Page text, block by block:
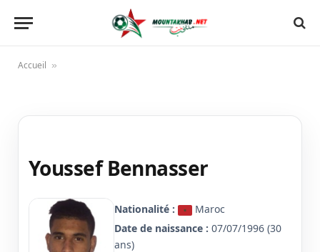
Accueil »
Youssef Bennasser
Nationalité :
Maroc
Date de naissance : 07/07/1996 (30
ans)